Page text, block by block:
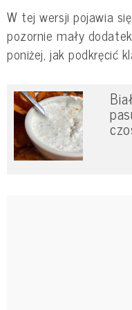
W tej wersji pojawia
pozornie mały
poniżej, jak podkręcić